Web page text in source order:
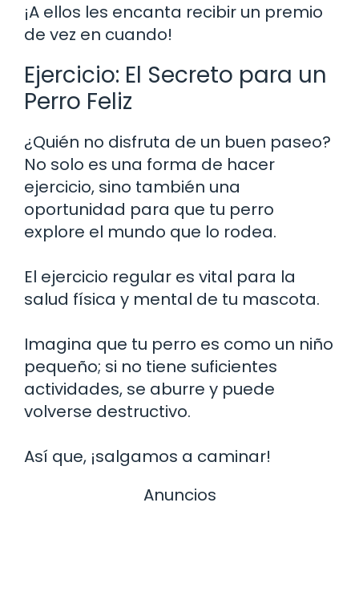
¡A ellos les encanta recibir un premio
de vez en cuando!
Ejercicio: El Secreto para un
Perro Feliz
¿Quién no disfruta de un buen paseo?
No solo es una forma de hacer
ejercicio, sino también una
oportunidad para que tu perro
explore el mundo que lo rodea.
El ejercicio regular es vital para la
salud física y mental de tu mascota.
Imagina que tu perro es como un niño
pequeño; si no tiene suficientes
actividades, se aburre y puede
volverse destructivo.
Así que, ¡salgamos a caminar!
Anuncios